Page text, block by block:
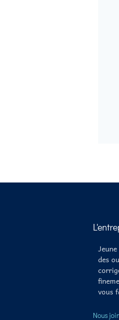
des
vous
Nous